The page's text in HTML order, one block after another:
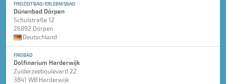
FREIZEITBAD/ERLEBNISBAD
Dünenbad Dörpen
Schulstraße 12
26892 Dörpen
Deutschland
FREIBAD
Dolfinarium Harderwijk
Zuiderzeeboulevard 22
3841 WB Harderwijk